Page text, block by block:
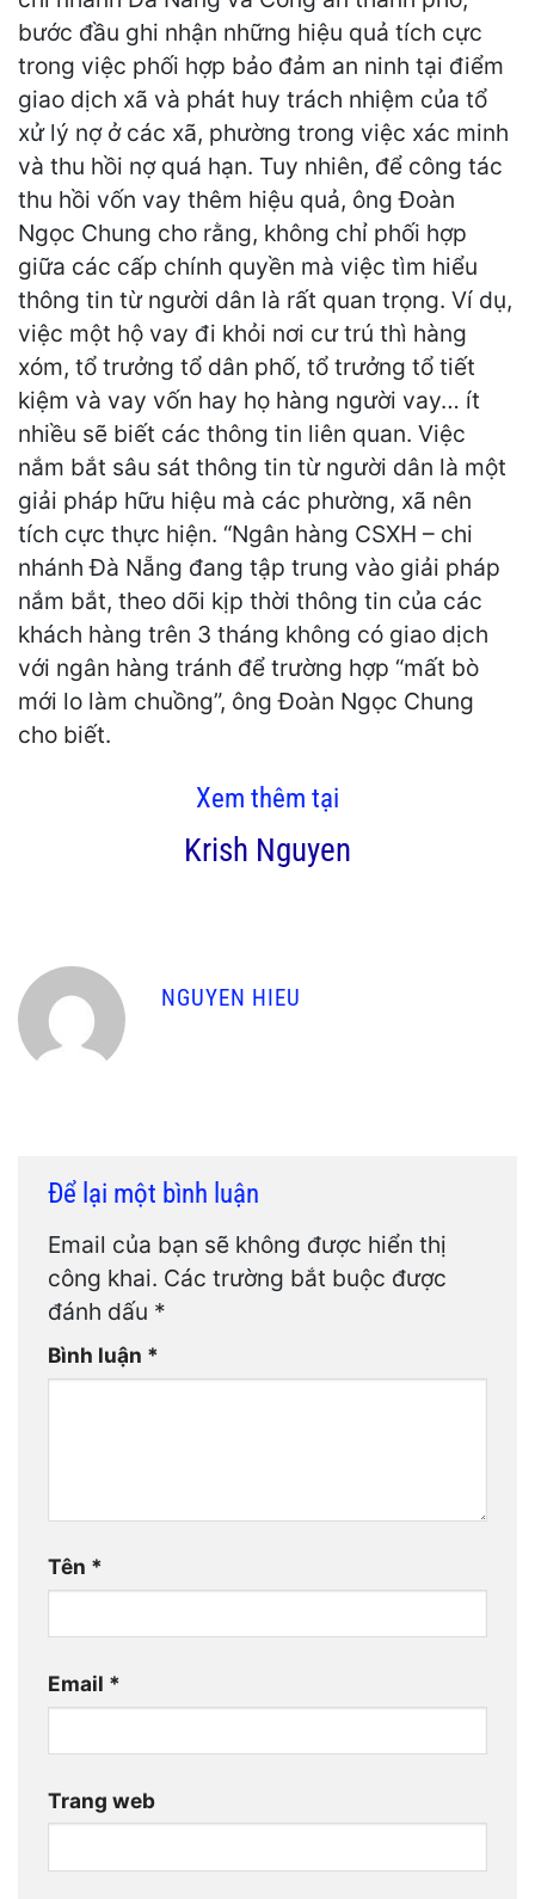
bước đầu ghi nhận những hiệu quả tích cực
trong việc phối hợp bảo đảm an ninh tại điểm
giao dịch xã và phát huy trách nhiệm của tổ
xử lý nợ ở các xã, phường trong việc xác minh
và thu hồi nợ quá hạn. Tuy nhiên, để công tác
thu hồi vốn vay thêm hiệu quả, ông Đoàn
Ngọc Chung cho rằng, không chỉ phối hợp
giữa các cấp chính quyền mà việc tìm hiểu
thông tin từ người dân là rất quan trọng. Ví dụ,
việc một hộ vay đi khỏi nơi cư trú thì hàng
xóm, tổ trưởng tổ dân phố, tổ trưởng tổ tiết
kiệm và vay vốn hay họ hàng người vay… ít
nhiều sẽ biết các thông tin liên quan. Việc
nắm bắt sâu sát thông tin từ người dân là một
giải pháp hữu hiệu mà các phường, xã nên
tích cực thực hiện. “Ngân hàng CSXH – chi
nhánh Đà Nẵng đang tập trung vào giải pháp
nắm bắt, theo dõi kịp thời thông tin của các
khách hàng trên 3 tháng không có giao dịch
với ngân hàng tránh để trường hợp “mất bò
mới lo làm chuồng”, ông Đoàn Ngọc Chung
cho biết.
Xem thêm tại
Krish Nguyen
NGUYEN HIEU
Để lại một bình luận
Email của bạn sẽ không được hiển thị
công khai. Các trường bắt buộc được
đánh dấu *
Bình luận *
Tên *
Email *
Trang web